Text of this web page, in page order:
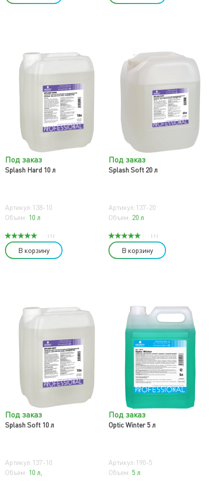
Под заказ
Splash Hard 10 л
Артикул:138-10
Объем: 10 л
( 1 )
В корзину
Под заказ
Splash Soft 20 л
Артикул:137-20
Объем: 20 л
( 1 )
В корзину
Под заказ
Splash Soft 10 л
Артикул:137-10
Объем: 10 л,
Под заказ
Optic Winter 5 л
Артикул:190-5
Объем: 5 л